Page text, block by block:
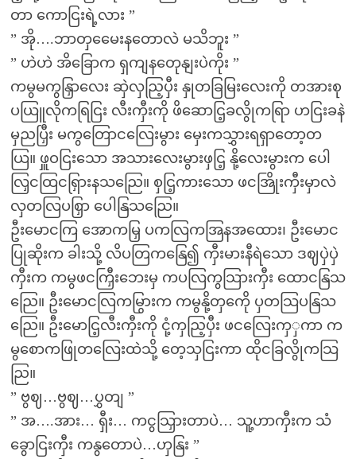
တာ ကောငြးရဲ့လား ”
” အို….ဘာတှမေေးနတောလဲ မသိဘူး ”
” ဟဲဟဲ အိခြောက ရှကျနတေုနျးပဲကိုး ”
ကမွမကွနြှာလေး ဆှဲလှညြ့ပှီး နှုတခြမြးလေးကို တအားစု
ပယြူလိုကရြငြး လီးကှီးကို ဖိဆောငြ့ခလွိုကရြာ ဟငြးခနဲ
မှညပြှီး မကွတြောငလြေးမွား မှေးကသွှားရရှာတော့တ
ယြ။ ဖှူဝငြးသော အသားလေးမွားဖှငြ့ နို့လေးမွားက ပေါ
လြှငထြငရြှားနသညြေ။ စှငြ့ကားသော ဖငအြိုးကှီးမှာလဲ
လှတလြပစြှာ ပေါနြသညြေ။
ဦးမောငကြ အောကမြှ ပကလြကအြနအထေား၊ ဦးမောင
ပြုဆိုးက ခါးသို့ လိပတြကနြေ၍ ကှီးမားနီရဲသော ဒဈပှဲပှဲ
ကှီးက ကမွဖငကြှီးဘေးမှ ကပလြကွသြားကှီး ထောငနြသ
ညြေ။ ဦးမောငလြကမြွားက ကမွနို့တှကေို ပှတသြပနြသ
ညြေ။ ဦးမောငြ့လီးကှီးကို ငုံ့ကှညြ့ပှီး ဖငလြေးကှှကာ က
မွစောကဖြုတလြေးထဲသို့ တေ့သှငြးကာ ထိုငခြလွိုကသြ
ညြ။
” ဗွဈ…ဗွဈ…ပွှတျ ”
” အ….အား… ရှီး… ကငွသြှားတာပဲ… သူ့ဟာကှီးက သံ
ခွောငြးကှီး ကနွတောပဲ…ဟှနြး ”